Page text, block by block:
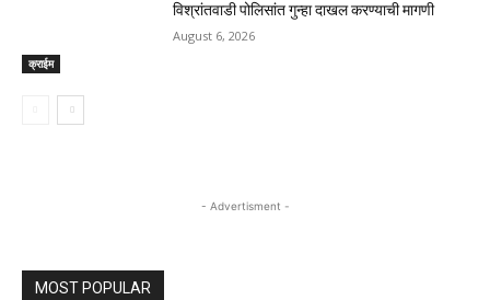
क्राईम
विश्रांतवाडी पोलिसांत गुन्हा दाखल करण्याची मागणी
August 6, 2026
- Advertisment -
MOST POPULAR